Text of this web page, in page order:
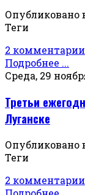
Опубликовано
Теги
2 комментарии
Подробнее ...
Среда, 29
Третьи
Луганске
Опубликовано
Теги
2 комментарии